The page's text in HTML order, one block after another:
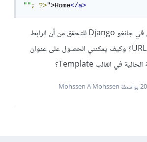
""; ?>">Home</a>
هل هناك طريقة أفضل في جانغو Django للتحقق من أن الرابط
يساوي المسار الحالي URL؟ وكيف يمكنني الحصول على عنوان
بواسطة Mohssen A Mohssen